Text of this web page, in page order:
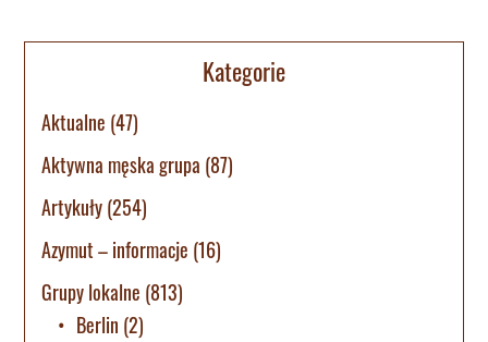
Kategorie
Aktualne (47)
Aktywna męska grupa (87)
Artykuły(254)
Azymut – informacje (16)
Grupy lokalne (813)
Berlin (2)